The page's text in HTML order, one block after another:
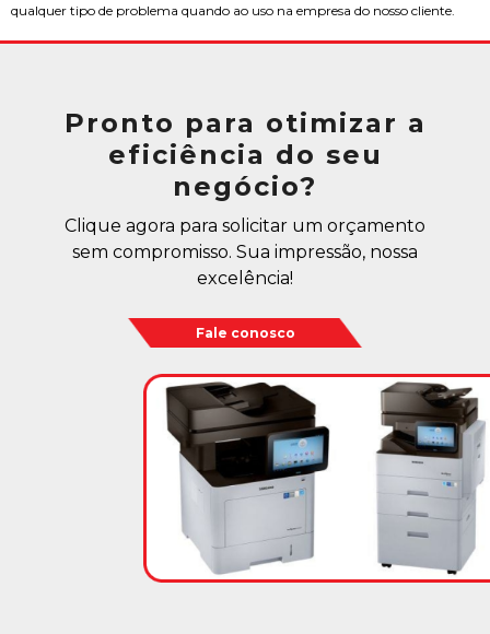
qualquer tipo de problema quando ao uso na empresa do nosso cliente.
Pronto para otimizar a
eficiência do seu
negócio?
Clique agora para solicitar um orçamento
sem compromisso. Sua impressão, nossa
excelência!
Fale conosco